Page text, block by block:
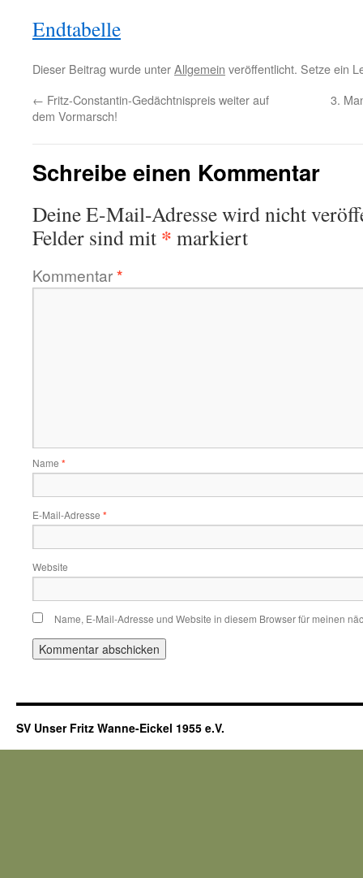
Endtabelle
Dieser Beitrag wurde unterAllgemein veröffentlicht. Setze ein
← Fritz-Constantin-Gedächtnispreis weiter auf
dem Vormarsch!
3.
Schreibe einen Kommentar
Deine E-Mail-Adresse wird nicht
Felder sind mit * markiert
Kommentar*
Name *
E-Mail-Adresse *
Website
Name, E-Mail-Adresse und Website in diesem Browser für meinen
SV Unser Fritz Wanne-Eickel 1955 e.V.